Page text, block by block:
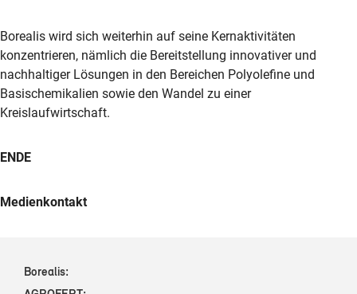
Borealis wird sich weiterhin auf seine Kernaktivitäten
konzentrieren, nämlich die Bereitstellung innovativer und
nachhaltiger Lösungen in den Bereichen Polyolefine und
Basischemikalien sowie den Wandel zu einer
Kreislaufwirtschaft.
ENDE
Medienkontakt
Borealis: